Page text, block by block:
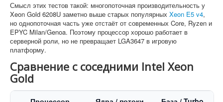
Смысл этих тестов такой: многопоточная производительность у
Xeon Gold 6208U заметно выше старых популярных Xeon E5 v4,
но однопоточная часть уже отстаёт от современных Core, Ryzen и
EPYC Milan/Genoa. Поэтому процессор хорошо работает в
серверной роли, но не превращает LGA3647 в игровую
платформу.
Сравнение с соседними Intel Xeon
Gold